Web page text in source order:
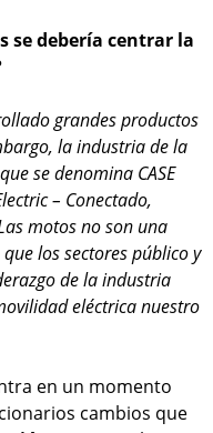
se debería centrar la
grandes productos
la industria de la
se denomina CASE
– Conectado,
motos no son una
los sectores público y
de la industria
eléctrica nuestro
en un momento
cambios que